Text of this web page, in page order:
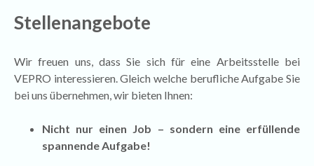
Stellenangebote
Wir freuen uns, dass Sie sich für eine Arbeitsstelle bei
VEPRO interessieren. Gleich welche berufliche Aufgabe Sie
bei uns übernehmen, wir bieten Ihnen:
Nicht nur einen Job – sondern eine erfüllende
spannende Aufgabe!